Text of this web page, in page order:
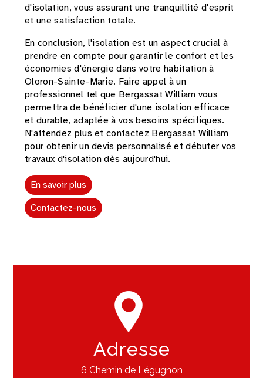
d'isolation, vous assurant une tranquillité d'esprit
et une satisfaction totale.
En conclusion, l'isolation est un aspect crucial à
prendre en compte pour garantir le confort et les
économies d'énergie dans votre habitation à
Oloron-Sainte-Marie. Faire appel à un
professionnel tel que Bergassat William vous
permettra de bénéficier d'une isolation efficace
et durable, adaptée à vos besoins spécifiques.
N'attendez plus et contactez Bergassat William
pour obtenir un devis personnalisé et débuter vos
travaux d'isolation dès aujourd'hui.
En savoir plus
Contactez-nous
Adresse
6 Chemin de Légugnon